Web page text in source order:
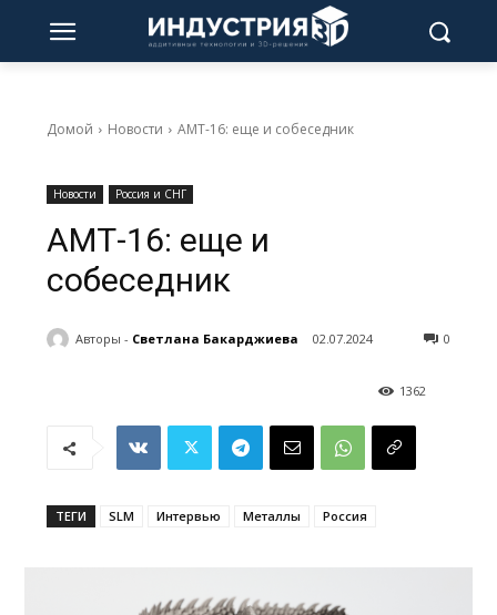
Домой Новости АМТ-16: еще и собеседник
Новости Россия и СНГ
АМТ-16: еще и
собеседник
Авторы - Светлана Бакарджиева 02.07.2024 0
1362
ТЕГИ SLM Интервью Металлы Россия